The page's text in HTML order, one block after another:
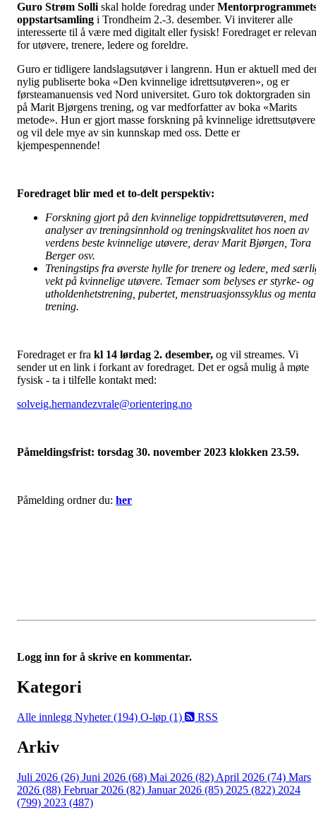
Guro Strøm Solli skal holde foredrag under
oppstartsamling i Trondheim 2.-3. desember. Vi inviterer alle
interesserte til å være med digitalt eller fysisk! Foredraget er
for utøvere, trenere, ledere og foreldre.
Guro er tidligere landslagsutøver i langrenn. Hun er aktuell med
nylig publiserte boka «Den kvinnelige idrettsutøveren», og er
førsteamanuensis ved Nord universitet. Guro tok doktorgraden sin
på Marit Bjørgens trening, og var medforfatter av boka «Marits
metode». Hun er gjort masse forskning på kvinnelige
og vil dele mye av sin kunnskap med oss. Dette er
kjempespennende!
Foredraget blir med et to-delt perspektiv:
Forskning gjort på den kvinnelige toppidrettsutøveren, med
analyser av treningsinnhold og treningskvalitet hos noen av
verdens beste kvinnelige utøvere, derav Marit Bjørgen, Tora
Berger osv.
Treningstips fra øverste hylle for trenere og ledere, med
vekt på kvinnelige utøvere. Temaer som belyses er styrke- og
utholdenhetstrening, pubertet, menstruasjonssyklus og
trening.
Foredraget er fra kl 14 lørdag 2. desember, og vil streames. Vi
sender ut en link i forkant av foredraget. Det er også mulig å møte
fysisk - ta i tilfelle kontakt med:
solveig.hernandezvrale@orientering.no
Påmeldingsfrist: torsdag 30. november 2023 klokken 23.59.
Påmelding ordner du: her
Logg inn for å skrive en kommentar.
Kategori
Alle innlegg Nyheter (194) O-løp (1) RSS
Arkiv
Juli 2026 (26) Juni 2026 (68) Mai 2026 (82) April 2026 (74) Mars
2026 (88) Februar 2026 (82) Januar 2026 (85) 2025 (822) 2024
(799) 2023 (487)